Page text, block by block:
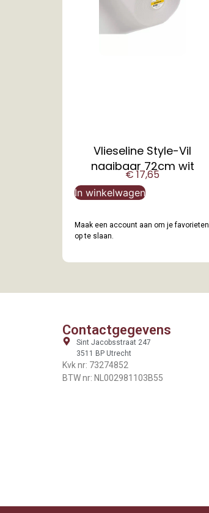
Vlieseline Style-Vil
naaibaar 72cm wit
€17,65
In winkelwagen
Maak een account aan om je favorieten
op te slaan.
Contactgegevens
Sint Jacobsstraat 247
3511 BP Utrecht
Kvk nr: 73274852
BTW nr: NL002981103B55